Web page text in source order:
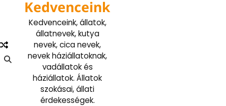
Kedvenceink
Kedvenceink, állatok,
állatnevek, kutya
nevek, cica nevek,
nevek háziállatoknak,
vadállatok és
háziállatok. Állatok
szokásai, állati
érdekességek.